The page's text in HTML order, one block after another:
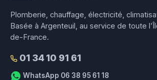
Plomberie, chauffage, électricité,
Basée à Argenteuil, au service de toute
de-France.
01 34 10 91 61
WhatsApp 06 38 95 61 18